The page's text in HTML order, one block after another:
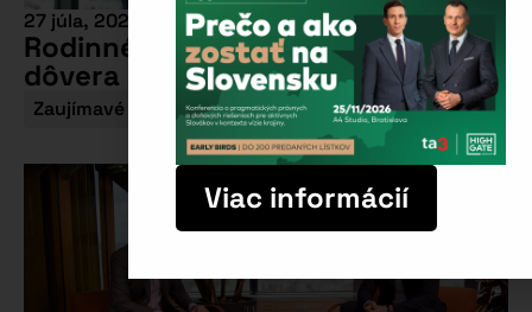
27 júla, 2026
Rodinné firmy: Prečo nestačí
dôvera a dobré vzťahy?
Zaujímavé témy
Viac informácií